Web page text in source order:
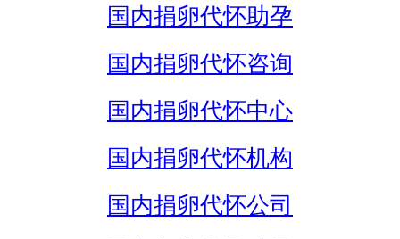
国内捐卵代怀助孕
国内捐卵代怀咨询
国内捐卵代怀中心
国内捐卵代怀机构
国内捐卵代怀公司